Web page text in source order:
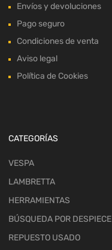
Envíos y devoluciones
Pago seguro
Condiciones de venta
Aviso legal
Política de Cookies
CATEGORÍAS
VESPA
LAMBRETTA
HERRAMIENTAS
BÚSQUEDA POR DESPIECE
REPUESTO USADO